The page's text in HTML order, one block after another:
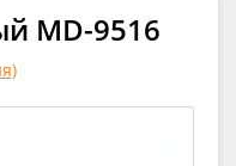
MD-9516